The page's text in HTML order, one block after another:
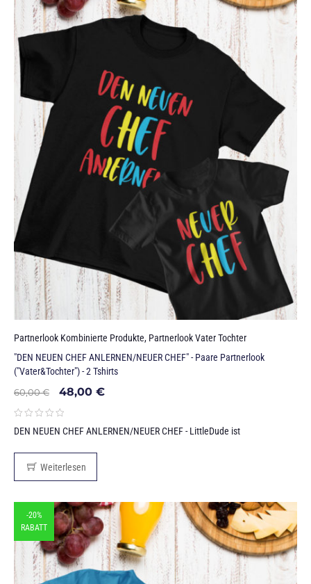
Partnerlook Kombinierte Produkte, Partnerlook Vater Tochter
"DEN NEUEN CHEF ANLERNEN/NEUER CHEF" - Paare Partnerlook
("Vater&Tochter") - 2 Tshirts
60,00€ 48,00 €
DEN NEUEN CHEF ANLERNEN/NEUER CHEF - LittleDude ist
Weiterlesen
-20%
RABATT